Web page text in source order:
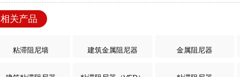
相关产品
粘滞阻尼墙 建筑金属阻尼器 金属阻尼器